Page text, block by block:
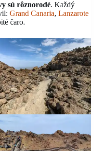
sú rôznorodé. Každý
Grand Canaria, Lanzarote
čaro.